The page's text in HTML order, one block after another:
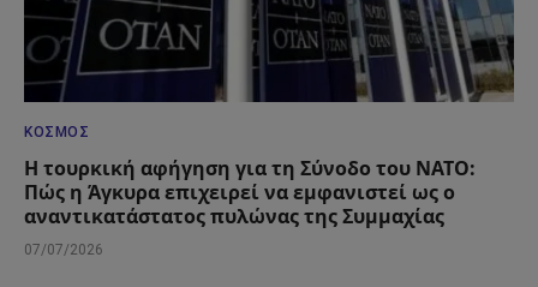
ΚΌΣΜΟΣ
Η τουρκική αφήγηση για τη Σύνοδο του ΝΑΤΟ:
Πώς η Άγκυρα επιχειρεί να εμφανιστεί ως ο
αναντικατάστατος πυλώνας της Συμμαχίας
07/07/2026